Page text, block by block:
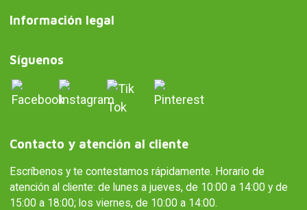
Información legal
Síguenos
Contacto y atención al cliente
Escríbenos y te contestamos rápidamente. Horario de
atención al cliente: de lunes a jueves, de 10:00 a 14:00 y de
15:00 a 18:00; los viernes, de 10:00 a 14:00.